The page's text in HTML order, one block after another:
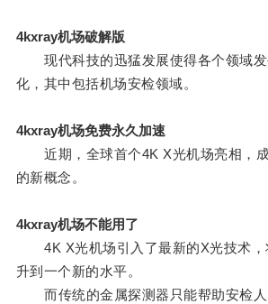
4kxray机场破解版
现代科技的迅猛发展使得各个领域发
化，其中包括机场安检领域。
4kxray机场免费永久加速
近期，全球首个4K X光机场亮相，成
的新概念。
4kxray机场不能用了
4K X光机场引入了最新的X光技术，
升到一个新的水平。
而传统的金属探测器只能帮助安检人